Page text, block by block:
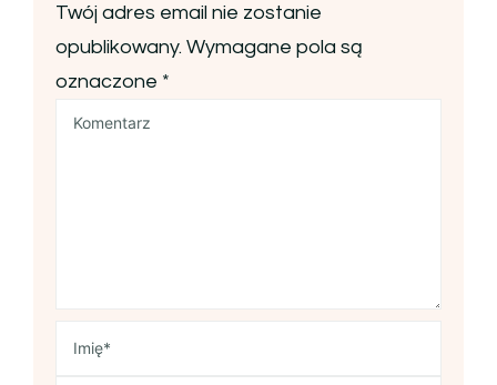
Twój adres email nie zostanie
opublikowany. Wymagane pola są
oznaczone *